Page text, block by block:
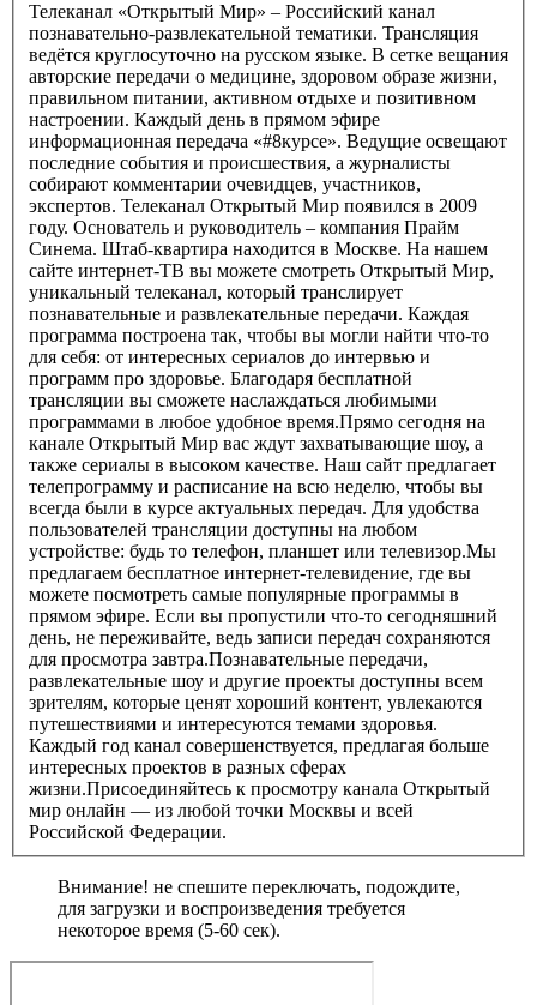
Телеканал «Открытый Мир» – Российский канал
познавательно-развлекательной тематики. Трансляция
ведётся круглосуточно на русском языке. В сетке вещания
авторские передачи о медицине, здоровом образе жизни,
правильном питании, активном отдыхе и позитивном
настроении. Каждый день в прямом эфире
информационная передача «#8курсе». Ведущие освещают
последние события и происшествия, а журналисты
собирают комментарии очевидцев, участников,
экспертов. Телеканал Открытый Мир появился в 2009
году. Основатель и руководитель – компания Прайм
Синема. Штаб-квартира находится в Москве. На нашем
сайте интернет-ТВ вы можете смотреть Открытый Мир,
уникальный телеканал, который транслирует
познавательные и развлекательные передачи. Каждая
программа построена так, чтобы вы могли найти что-то
для себя: от интересных сериалов до интервью и
программ про здоровье. Благодаря бесплатной
трансляции вы сможете наслаждаться любимыми
программами в любое удобное время.Прямо сегодня на
канале Открытый Мир вас ждут захватывающие шоу, а
также сериалы в высоком качестве. Наш сайт предлагает
телепрограмму и расписание на всю неделю, чтобы вы
всегда были в курсе актуальных передач. Для удобства
пользователей трансляции доступны на любом
устройстве: будь то телефон, планшет или телевизор.Мы
предлагаем бесплатное интернет-телевидение, где вы
можете посмотреть самые популярные программы в
прямом эфире. Если вы пропустили что-то сегодняшний
день, не переживайте, ведь записи передач сохраняются
для просмотра завтра.Познавательные передачи,
развлекательные шоу и другие проекты доступны всем
зрителям, которые ценят хороший контент, увлекаются
путешествиями и интересуются темами здоровья.
Каждый год канал совершенствуется, предлагая больше
интересных проектов в разных сферах
жизни.Присоединяйтесь к просмотру канала Открытый
мир онлайн — из любой точки Москвы и всей
Российской Федерации.
Внимание! не спешите переключать, подождите,
для загрузки и воспроизведения требуется
некоторое время (5-60 сек).